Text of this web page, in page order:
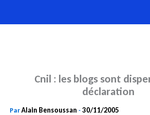
au
Cnil : les blogs sont
déclaration
ParAlain Bensoussan - 30/11/2005